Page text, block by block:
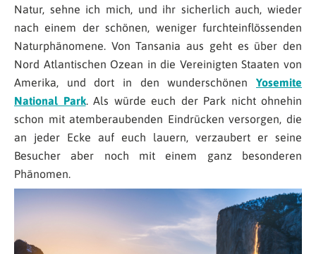
Natur, sehne ich mich, und ihr sicherlich auch, wieder
nach einem der schönen, weniger furchteinflössenden
Naturphänomene. Von Tansania aus geht es über den
Nord Atlantischen Ozean in die Vereinigten Staaten von
Amerika, und dort in den wunderschönen Yosemite
National Park. Als würde euch der Park nicht ohnehin
schon mit atemberaubenden Eindrücken versorgen, die
an jeder Ecke auf euch lauern, verzaubert er seine
Besucher aber noch mit einem ganz besonderen
Phänomen.